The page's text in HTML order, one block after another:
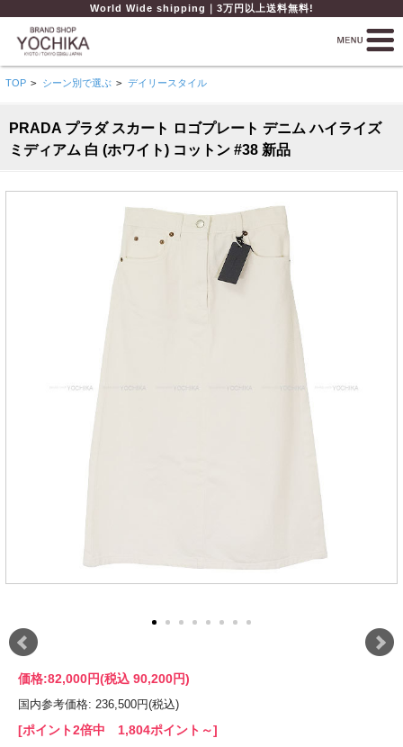
World Wide shipping｜3万円以上送料無料!
TOP > シーン別で選ぶ > デイリースタイル
PRADA プラダ スカート ロゴプレート デニム ハイライズ
ミディアム 白 (ホワイト) コットン #38 新品
価格:82,000円(税込 90,200円)
国内参考価格: 236,500円(税込)
[ポイント2倍中 1,804ポイント～]